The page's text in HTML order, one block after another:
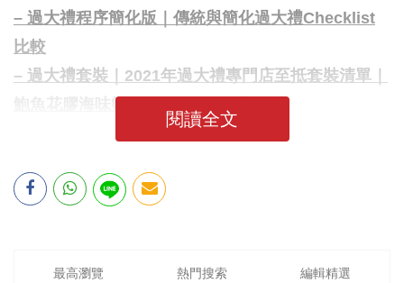
– 過大禮程序簡化版｜傳統與簡化過大禮Checklist
比較
– 過大禮套裝｜2021年過大禮專門店至抵套裝清單｜
鮑魚花膠海味籃價錢最平$1,988起
閱讀全文
最高瀏覽 熱門搜索 編輯精選